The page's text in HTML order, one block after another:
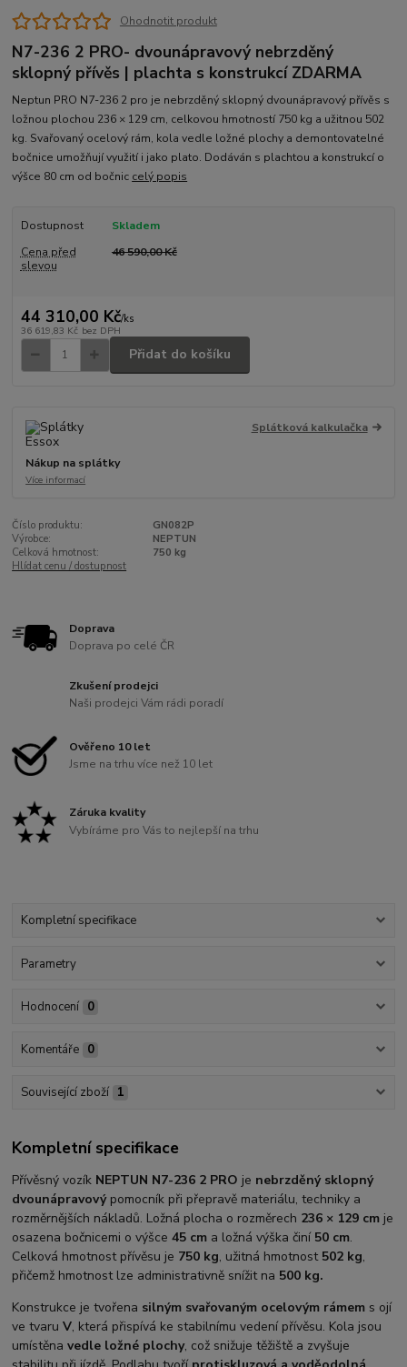
Ohodnotit produkt
N7-236 2 PRO- dvounápravový nebrzděný
sklopný přívěs | plachta s konstrukcí ZDARMA
Neptun PRO N7-236 2 pro je nebrzděný sklopný dvounápravový přívěs s
ložnou plochou 236 × 129 cm, celkovou hmotností 750 kg a užitnou 502
kg. Svařovaný ocelový rám, kola vedle ložné plochy a demontovatelné
bočnice umožňují využití i jako plato. Dodáván s plachtou a konstrukcí o
výšce 80 cm od bočnic celý popis
Dostupnost
Skladem
Cena před
slevou
46 590,00 Kč
44 310,00 Kč/ks
36 619,83 Kč bez DPH
Přidat do košíku
Splátková kalkulačka
Nákup na splátky
Více informací
Číslo produktu:
GN082P
Výrobce:
NEPTUN
Celková hmotnost:
750 kg
Hlídat cenu / dostupnost
Doprava
Doprava po celé ČR
Zkušení prodejci
Naši prodejci Vám rádi poradí
Ověřeno 10 let
Jsme na trhu více než 10 let
Záruka kvality
Vybíráme pro Vás to nejlepší na trhu
Kompletní specifikace
Parametry
Hodnocení 0
Komentáře 0
Související zboží 1
Kompletní specifikace
Přívěsný vozík NEPTUN N7-236 2 PRO je nebrzděný sklopný
dvounápravový pomocník při přepravě materiálu, techniky a
rozměrnějších nákladů. Ložná plocha o rozměrech 236 × 129 cm je
osazena bočnicemi o výšce45 cm a ložná výška činí 50 cm.
Celková hmotnost přívěsu je 750 kg, užitná hmotnost 502 kg,
přičemž hmotnost lze administrativně snížit na 500 kg.
Konstrukce je tvořena silným svařovaným ocelovým rámem s ojí
ve tvaruV, která přispívá ke stabilnímu vedení přívěsu. Kola jsou
umístěnavedle ložné plochy, což snižuje těžiště a zvyšuje